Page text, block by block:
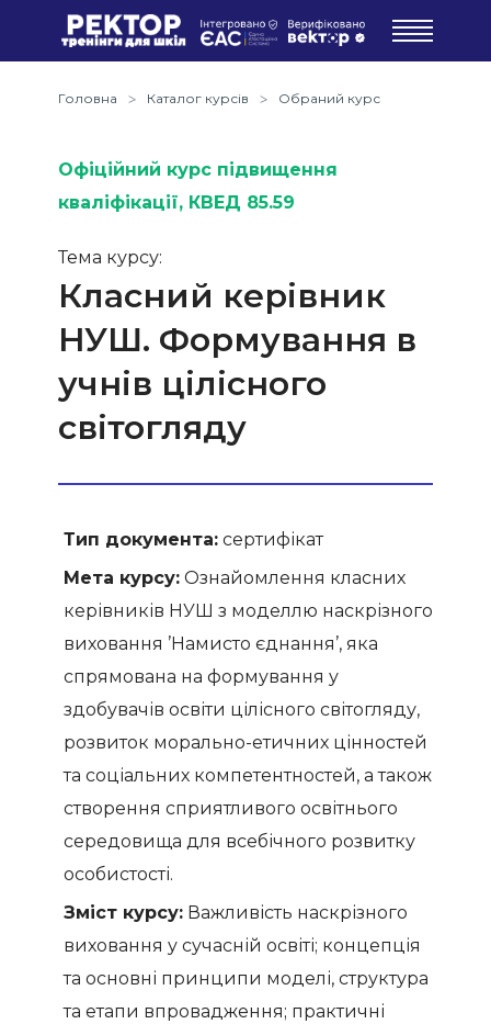
Головна Каталог курсів Обраний курс
Офіційний курс підвищення
кваліфікації, КВЕД 85.59
Тема курсу:
Класний керівник
НУШ. Формування в
учнів цілісного
світогляду
Тип документа: сертифікат
Мета курсу: Ознайомлення класних
керівників НУШ з моделлю наскрізного
виховання ’Намисто єднання’, яка
спрямована на формування у
здобувачів освіти цілісного світогляду,
розвиток морально-етичних цінностей
та соціальних компетентностей, а також
створення сприятливого освітнього
середовища для всебічного розвитку
особистості.
Зміст курсу: Важливість наскрізного
виховання у сучасній освіті; концепція
та основні принципи моделі, структура
та етапи впровадження; практичні